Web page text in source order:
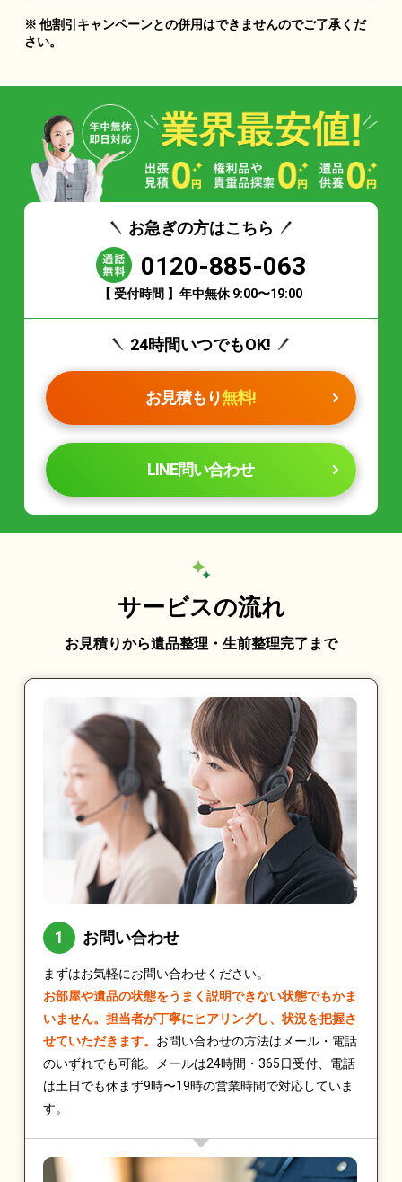
※ 他割引キャンペーンとの併用はできませんのでご了承くだ
さい。
お急ぎの方はこちら
0120-885-063
【 受付時間 】年中無休 9:00〜19:00
24時間いつでもOK!
お見積もり無料!
LINE問い合わせ
サービスの流れ
お見積りから遺品整理・生前整理完了まで
お問い合わせ
まずはお気軽にお問い合わせください。
お部屋や遺品の状態をうまく説明できない状態でもかま
いません。担当者が丁寧にヒアリングし、状況を把握さ
せていただきます。 お問い合わせの方法はメール・電話
のいずれでも可能。メールは24時間・365日受付、電話
は土日でも休まず9時〜19時の営業時間で対応していま
す。